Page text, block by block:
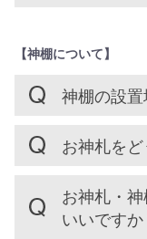
【神棚について】
神棚の設
お神札を
お神札・
いいですか